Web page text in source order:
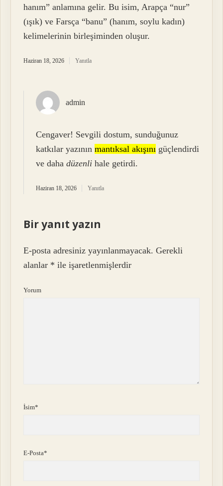
hanım” anlamına gelir. Bu isim, Arapça “nur”
(ışık) ve Farsça “banu” (hanım, soylu kadın)
kelimelerinin birleşiminden oluşur.
Haziran 18, 2026 Yanıtla
admin
Cengaver! Sevgili dostum, sunduğunuz
katkılar yazınınmantıksal akışını güçlendirdi
ve dahadüzenli hale getirdi.
Haziran 18, 2026 Yanıtla
Bir yanıt yazın
E-posta adresiniz yayınlanmayacak. Gerekli
alanlar * ile işaretlenmişlerdir
Yorum
İsim*
E-Posta*